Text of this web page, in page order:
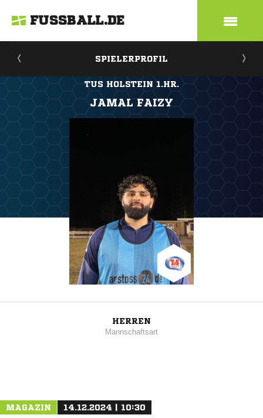
FUSSBALL.DE
SPIELERPROFIL
TUS HOLSTEIN 1.HR.
JAMAL FAIZY
HERREN
Mannschaftsart
MAGAZIN 14.12.2024 | 10:30